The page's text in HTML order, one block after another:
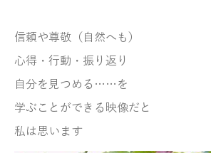
信頼や尊敬（自然へも）
心得・行動・振り返り
自分を見つめる……を
学ぶことができる映像だと
私は思います